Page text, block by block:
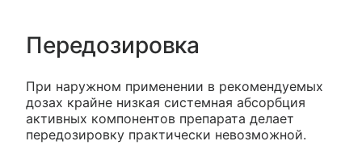
Передозировка
При наружном применении в рекомендуемых
дозах крайне низкая системная абсорбция
активных компонентов препарата делает
передозировку практически невозможной.